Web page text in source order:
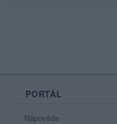
PORTÁL
Nápověda